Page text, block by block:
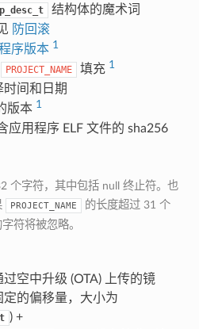
结构体的魔术词
防回滚
序版本 1
PROJECT_NAME 填充 1
时间和日期
版本 1
应用程序 ELF 文件的 sha256
个字符，其中包括 null 终止符。也
PROJECT_NAME
的长度超过 31 个
符将被忽略。
空中升级 (OTA) 上传的镜
的偏移量，大小为
) +